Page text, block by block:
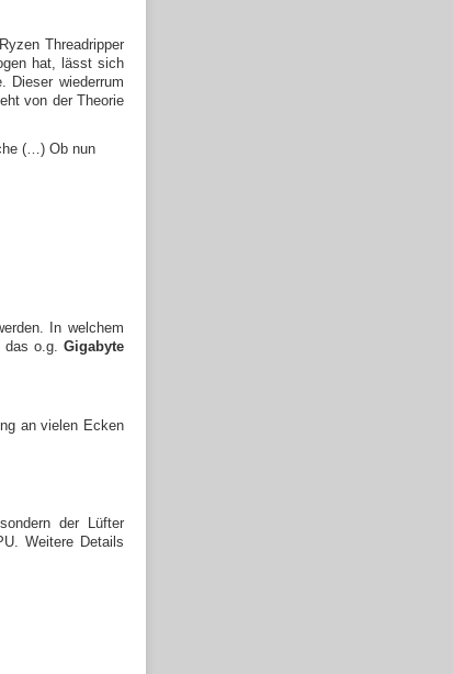
Threadripper
hat, lässt sich
Dieser wiederrum
von der Theorie
(…) Ob nun
In welchem
o.g. Gigabyte
an vielen Ecken
der Lüfter
Weitere Details